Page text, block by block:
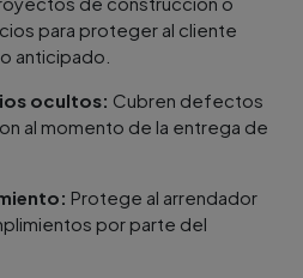
para proteger al cliente
anticipado.
ocultos: Cubren defectos
al momento de la entrega de
Protege al arrendador
por parte del